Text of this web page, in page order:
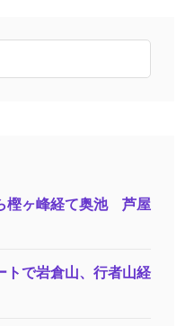
樫ヶ峰経て奥池 芦屋
で岩倉山、行者山経